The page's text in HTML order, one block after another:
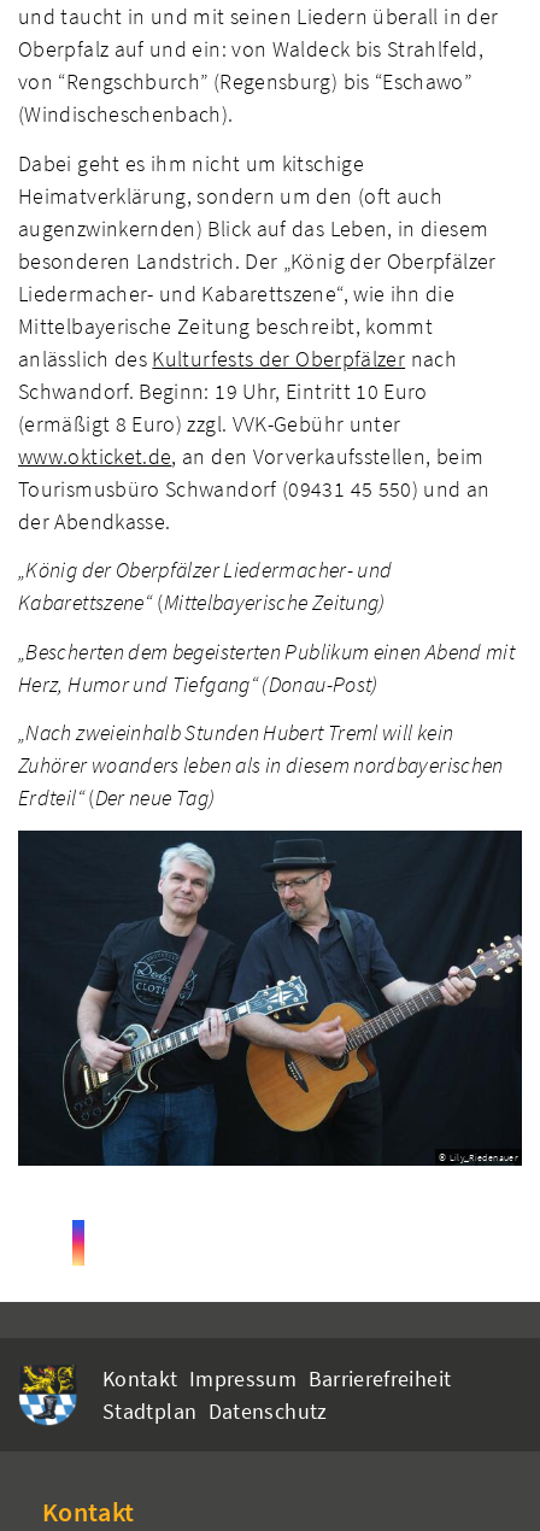
und taucht in und mit seinen Liedern überall in der
Oberpfalz auf und ein: von Waldeck bis Strahlfeld,
von “Rengschburch” (Regensburg) bis “Eschawo”
(Windischeschenbach).
Dabei geht es ihm nicht um kitschige
Heimatverklärung, sondern um den (oft auch
augenzwinkernden) Blick auf das Leben, in diesem
besonderen Landstrich. Der „König der Oberpfälzer
Liedermacher- und Kabarettszene“, wie ihn die
Mittelbayerische Zeitung beschreibt, kommt
anlässlich des Kulturfests der Oberpfälzer nach
Schwandorf. Beginn: 19 Uhr, Eintritt 10 Euro
(ermäßigt 8 Euro) zzgl. VVK-Gebühr unter
www.okticket.de, an den Vorverkaufsstellen, beim
Tourismusbüro Schwandorf (09431 45 550) und an
der Abendkasse.
„König der Oberpfälzer Liedermacher- und
Kabarettszene“(Mittelbayerische Zeitung)
„Bescherten dem begeisterten Publikum einen Abend mit
Herz, Humor und Tiefgang“ (Donau-Post)
„Nach zweieinhalb Stunden Hubert Treml will kein
Zuhörer woanders leben als in diesem nordbayerischen
Erdteil“(Der neue Tag)
© Lily_Riedenauer
Kontakt Impressum Barrierefreiheit
Stadtplan Datenschutz
Kontakt